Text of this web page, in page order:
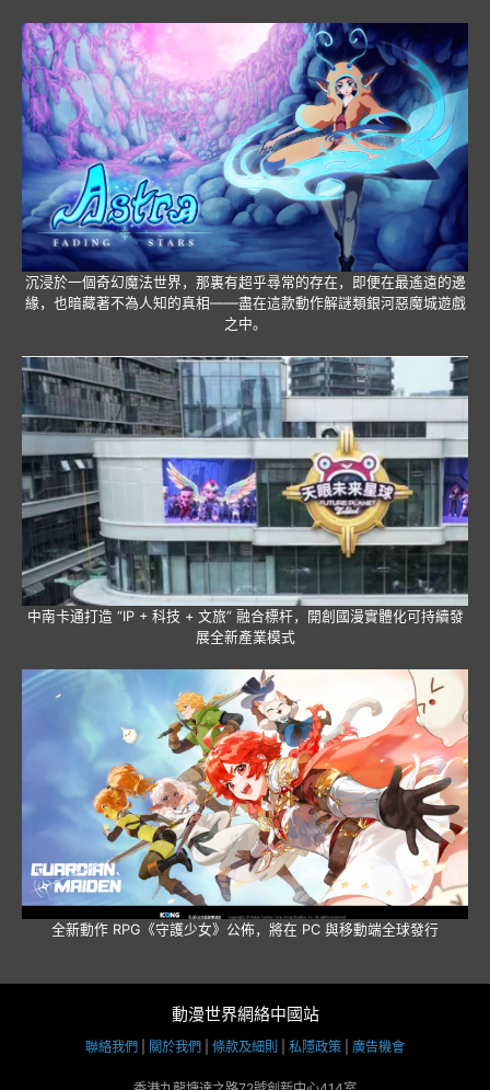
沉浸於一個奇幻魔法世界，那裏有超乎尋常的存在，即便在最遙遠的邊
緣，也暗藏著不為人知的真相——盡在這款動作解謎類銀河惡魔城遊戲
之中。
中南卡通打造 “IP + 科技 + 文旅” 融合標杆，開創國漫實體化可持續發
展全新產業模式
全新動作 RPG《守護少女》公佈，將在 PC 與移動端全球發行
動漫世界網絡中國站
聯絡我們 關於我們 條款及細則 私隱政策 廣告機會